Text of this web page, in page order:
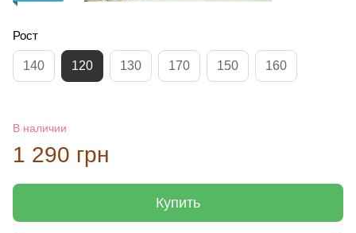
Рост
140 120 130 170 150 160
В наличии
1 290 грн
Купить